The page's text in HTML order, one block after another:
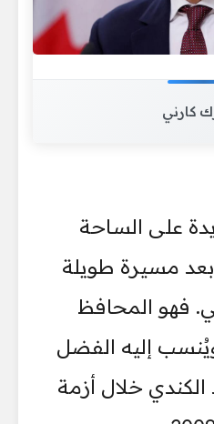
كارني
على الساحة
مسيرة طويلة
فهو المحافظ
إليه الفضل
خلال أزمة